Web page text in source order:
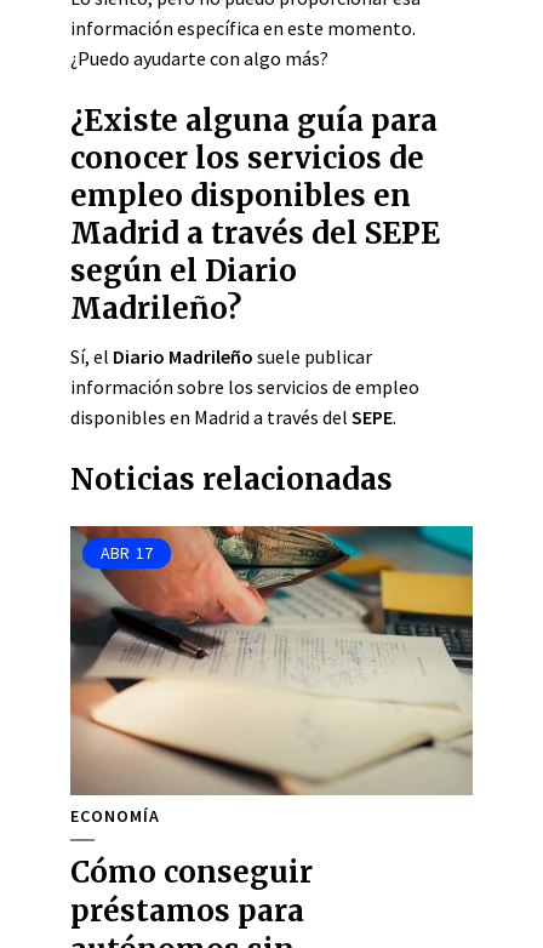
información específica en este momento.
¿Puedo ayudarte con algo más?
¿Existe alguna guía para
conocer los servicios de
empleo disponibles en
Madrid a través del SEPE
según el Diario
Madrileño?
Sí, el Diario Madrileño suele publicar
información sobre los servicios de empleo
disponibles en Madrid a través del SEPE.
Noticias relacionadas
ABR 17
ECONOMÍA
Cómo conseguir
préstamos para